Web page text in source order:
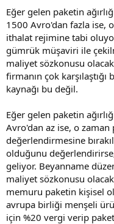
Eğer gelen paketin
1500 Avro'dan fazla ise,
ithalat rejimine tabi
gümrük müşaviri ile
maliyet sözkonusu
firmanın çok
kaynağı bu değil.
Eğer gelen paketin
Avro'dan az ise, o
değerlendirmesine
olduğunu
geliyor. Beyanname
maliyet sözkonusu
memuru paketin kişisel
avrupa birliği menşeli
için %20 vergi verip